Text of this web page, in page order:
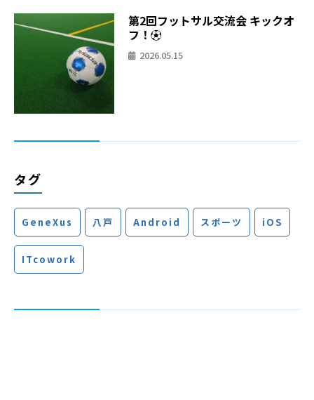
第2回フットサル交流会 キックオ
フ！⚽
2026.05.15
タグ
GeneXus 八戸 Android スポーツ iOS
ITcowork